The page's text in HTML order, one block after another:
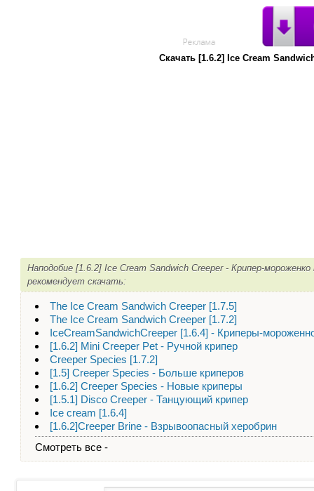
Скачать [1.6.2] Ice Cream
Наподобие [1.6.2] Ice Cream Sandwich Creeper - Крипер-
рекомендует скачать:
The Ice Cream Sandwich Creeper [1.7.5]
The Ice Cream Sandwich Creeper [1.7.2]
IceCreamSandwichCreeper [1.6.4] - Криперы-
[1.6.2] Mini Creeper Pet - Ручной крипер
Creeper Species [1.7.2]
[1.5] Creeper Species - Больше криперов
[1.6.2] Creeper Species - Новые криперы
[1.5.1] Disco Creeper - Танцующий крипер
Ice cream [1.6.4]
[1.6.2]Creeper Brine - Взрывоопасный херобрин
Смотреть все -